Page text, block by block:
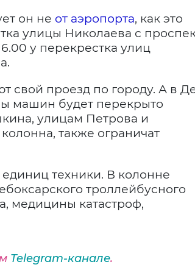
он не от аэропорта, как это
улицы Николаева с
у перекрестка улиц
свой проезд по городу. А в
машин будет перекрыто
улицам Петрова и
также ограничат
техники. В колонне
троллейбусного
медицины катастроф,
Telegram-канале.